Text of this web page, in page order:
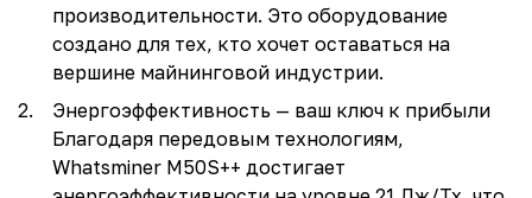
производительности. Это оборудование
создано для тех, кто хочет оставаться на
вершине майнинговой индустрии.
Энергоэффективность — ваш ключ к прибыли
Благодаря передовым технологиям,
Whatsminer M50S++ достигает